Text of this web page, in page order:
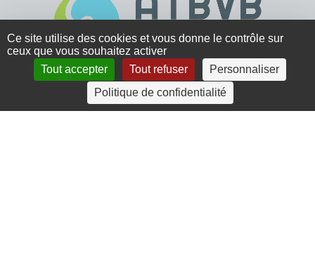
4 rue Crec’h-Ugen
22810 Belle Isle en Terre
Ce site utilise des cookies et vous donne le contrôle sur
ceux que vous souhaitez activer
Tout accepter
Tout refuser
Personnaliser
Politique de confidentialité